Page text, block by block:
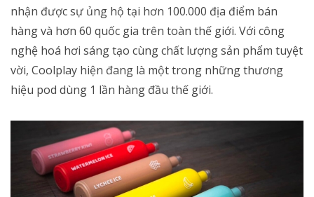
nhận được sự ủng hộ tại hơn 100.000 địa điểm bán
hàng và hơn 60 quốc gia trên toàn thế giới. Với công
nghệ hoá hơi sáng tạo cùng chất lượng sản phẩm tuyệt
vời, Coolplay hiện đang là một trong những thương
hiệu pod dùng 1 lần hàng đầu thế giới.